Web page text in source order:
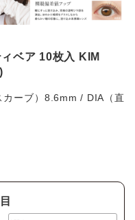
ベア 10枚入 KIM
ーブ）8.6mm / DIA（直